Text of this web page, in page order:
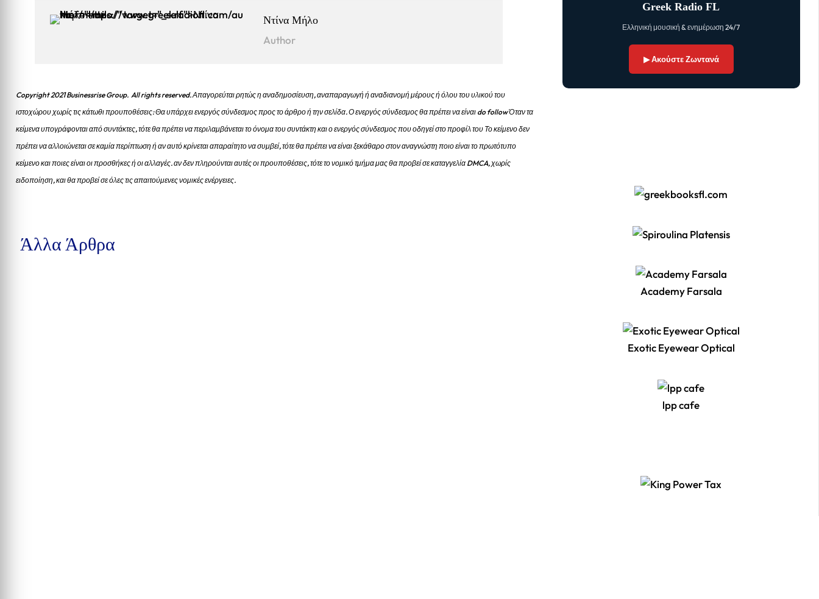
Ντίνα Μήλο
Author
Copyright 2021 Businessrise Group. All rights reserved. Απαγορεύται ρητώς η αναδημοσίευση, αναπαραγωγή ή αναδιανομή μέρους ή όλου του υλικού του
ιστοχώρου χωρίς τις κάτωθι προυποθέσεις: Θα υπάρχει ενεργός σύνδεσμος προς το άρθρο ή την σελίδα.Ο ενεργός σύνδεσμος θα πρέπει να είναι do follow Όταν τα
κείμενα υπογράφονται από συντάκτες, τότε θα πρέπει να περιλαμβάνεται το όνομα του συντάκτη και ο ενεργός σύνδεσμος που οδηγεί στο προφίλ του Το κείμενο δεν
πρέπει να αλλοιώνεται σε καμία περίπτωση ή αν αυτό κρίνεται απαραίτητο να συμβεί, τότε θα πρέπει να είναι ξεκάθαρο στον αναγνώστη ποιο είναι το πρωτότυπο
κείμενο και ποιες είναι οι προσθήκες ή οι αλλαγές. αν δεν πληρούνται αυτές οι προυποθέσεις, τότε το νομικό τμήμα μας θα προβεί σε καταγγελία DMCA, χωρίς
ειδοποίηση, και θα προβεί σε όλες τις απαιτούμενες νομικές ενέργειες.
Άλλα Άρθρα
Greek Radio FL
Ελληνική μουσική & ενημέρωση 24/7
▶ Ακούστε Ζωντανά
Academy Farsala
Exotic Eyewear Optical
lpp cafe